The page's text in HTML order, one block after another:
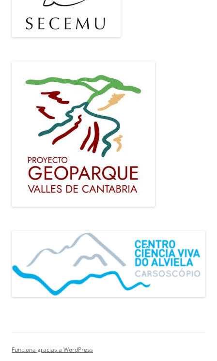
Funciona gracias a WordPress